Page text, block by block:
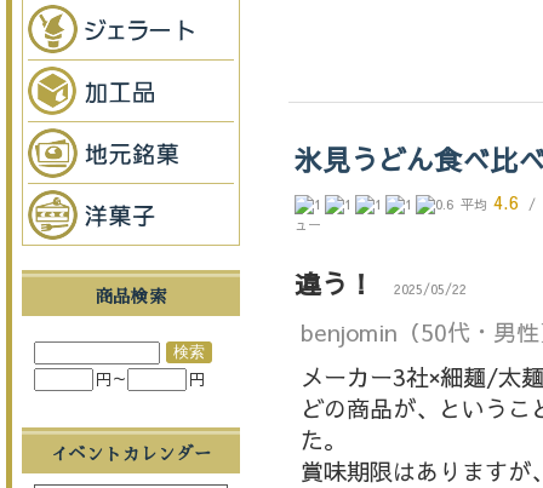
氷見うどん食べ比
平均 4.6 /
ュー
違う！ 2025/05/22
benjomin （50代・男
メーカー3社×細麺/太
どの商品が、という
た。
賞味期限はありますが
商品検索
円～ 円
イベントカレンダー